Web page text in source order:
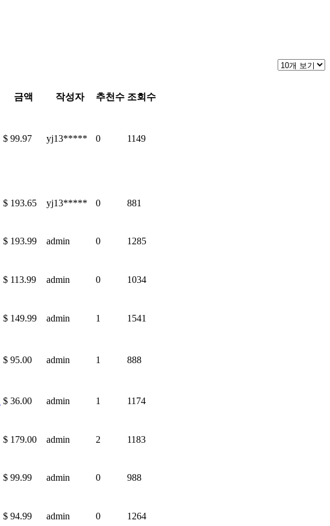
금액 작성자 추천수 조회수
$ 99.97 yj13***** 0 1149
$ 193.65 yj13***** 0 881
$ 193.99 admin 0 1285
$ 113.99 admin 0 1034
$ 149.99 admin 1 1541
$ 95.00 admin 1 888
$ 36.00 admin 1 1174
$ 179.00 admin 2 1183
$ 99.99 admin 0 988
$ 94.99 admin 0 1264